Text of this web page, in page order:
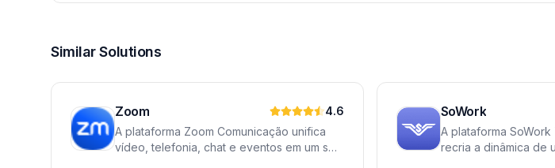
Similar Solutions
Zoom
4.6
A plataforma Zoom Comunicação unifica
vídeo, telefonia, chat e eventos em um só
SoWork
A plataforma
recria a dinâmica de